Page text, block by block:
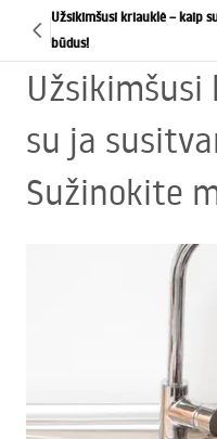
Užsikimšusi kriauklė – kaip
būdus!
su ja
Sužinokite